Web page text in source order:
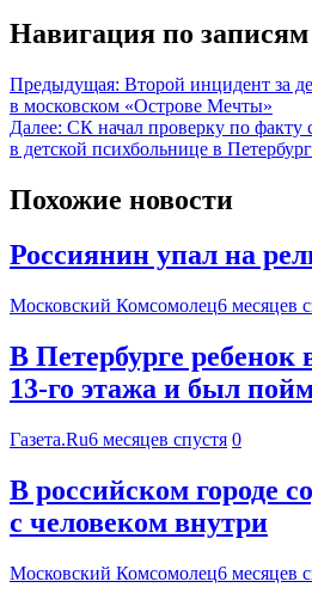
Навигация по записям
Предыдущая: Второй инцидент за
в московском «Острове Мечты»
Далее: СК начал проверку по факту
в детской психбольнице в
Похожие новости
Россиянин упал на
Московский Комсомолец6 месяцев
В Петербурге ребенок
13-го этажа и был
Газета.Ru6 месяцев спустя 0
В российском городе
с человеком внутри
Московский Комсомолец6 месяцев